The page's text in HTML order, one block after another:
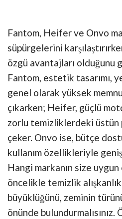
Fantom, Heifer ve Onvo
süpürgelerini
özgü avantajları olduğunu
Fantom, estetik tasarımı,
genel olarak yüksek
çıkarken; Heifer, güçlü
zorlu temizliklerdeki üstün
çeker. Onvo ise, bütçe
kullanım özellikleriyle
Hangi markanın size
öncelikle temizlik
büyüklüğünü, zeminin
önünde bulundurmalısınız.